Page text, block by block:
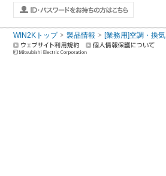
WIN2Kトップ 製品情報 [業務用]空調・換気